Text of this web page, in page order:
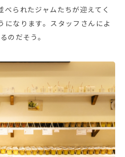
べられたジャムたちが迎えてく
になります。スタッフさんによ
のだそう。